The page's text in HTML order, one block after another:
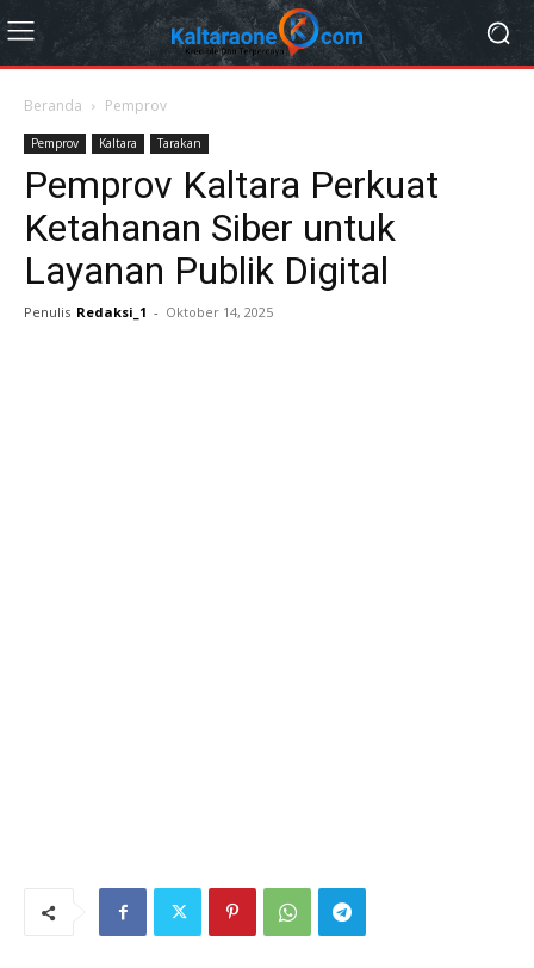
Beranda Pemprov
Pemprov Kaltara Tarakan
Pemprov Kaltara Perkuat
Ketahanan Siber untuk
Layanan Publik Digital
Penulis Redaksi_1 - Oktober 14, 2025